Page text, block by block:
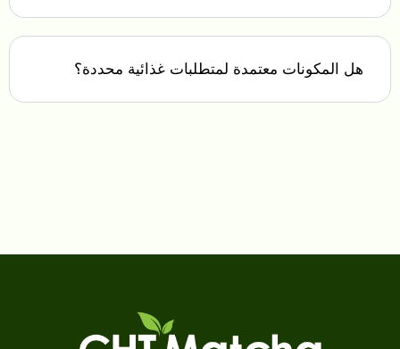
هل المكونات معتمدة لمتطلبات غذائية محددة؟